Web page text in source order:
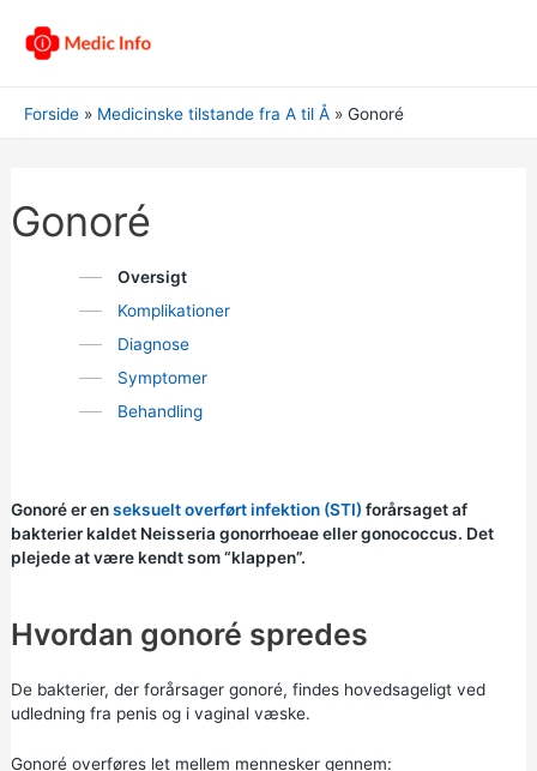
Forside Medicinske tilstande fra A til Å Gonoré
Gonoré
Oversigt
Komplikationer
Diagnose
Symptomer
Behandling
Gonoré er enseksuelt overført infektion (STI) forårsaget af
bakterier kaldet Neisseria gonorrhoeae eller gonococcus. Det
plejede at være kendt som “klappen”.
Hvordan gonoré spredes
De bakterier, der forårsager gonoré, findes hovedsageligt ved
udledning fra penis og i vaginal væske.
Gonoré overføres let mellem mennesker gennem: